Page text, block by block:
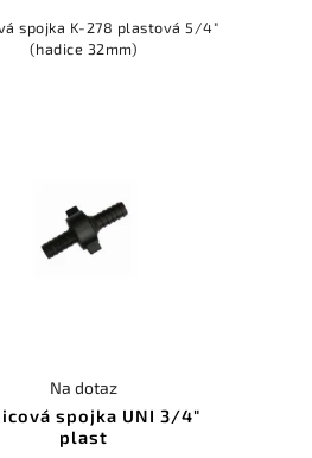
spojka K-278 plastová 5/4"
(hadice 32mm)
spojka UNI 3/4"
plast
Na dotaz